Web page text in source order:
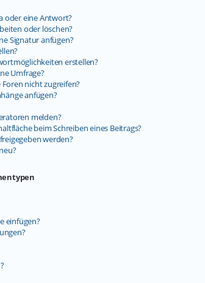
oder eine Antwort?
oder löschen?
Signatur anfügen?
erstellen?
Umfrage?
nicht zugreifen?
anfügen?
melden?
beim Schreiben eines Beitrags?
werden?
einfügen?